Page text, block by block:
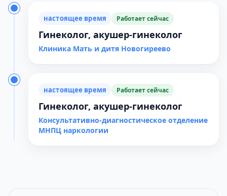
настоящее время Работает сейчас
Гинеколог, акушер-гинеколог
Клиника Мать и дитя Новогиреево
настоящее время Работает сейчас
Гинеколог, акушер-гинеколог
Консультативно-диагностическое отделение
МНПЦ наркологии